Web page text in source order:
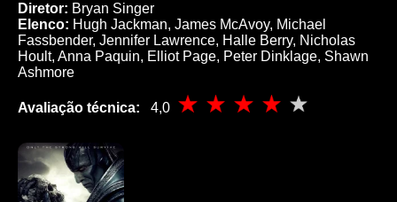
Diretor: Bryan Singer
Elenco: Hugh Jackman, James McAvoy, Michael
Fassbender, Jennifer Lawrence, Halle Berry, Nicholas
Hoult, Anna Paquin, Elliot Page, Peter Dinklage, Shawn
Ashmore
Avaliação técnica: 4,0